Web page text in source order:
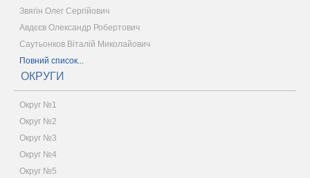
Звягін Олег Сергійович
Авдєєв Олександр Робертович
Саутьонков Віталій Миколайович
Повний список...
ОКРУГИ
Округ №1
Округ №2
Округ №3
Округ №4
Округ №5